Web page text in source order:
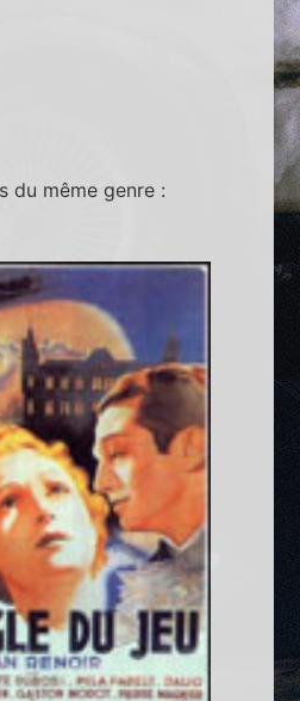
du même genre :